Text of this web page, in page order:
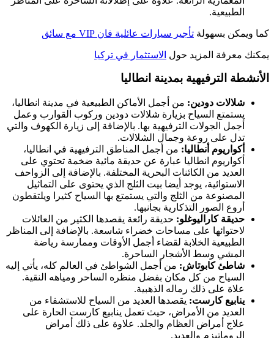
الطبيعية.
كما ويمكن بسهولة تأجير سيارات عائلية فان VIP مع سائق
يمكنك معرفة المزيد حول الاستثمار في تركيا
الأنشطة الترفيهية بمدينة انطاليا
شلالات دودين: من أجمل الأماكن الطبيعية في مدينة انطاليا،
يستمتع السياح بزيارة شلالات دودين وركوب القوارب وعمل
أجمل الجولات الترفيهية بها. بالإضافة إلى زيارة الكهوف والتي
تدل على روعة وجمال الشلالات.
أكواريوم أنطاليا: من أجمل المناطق الترفيهية في انطاليا،
أكواريوم انطاليا عبارة عن حديقة مائية ضخمة تحتوي على
العديد من الكائنات البحرية المختلفة. بالإضافة إلى الزواحف
الاستوائية، يوجد أيضا بيت الثلج الذي يحتوى على التماثيل
المصنوعة من الثلج والتي يستمتع بها السياح كثيرا ويلتقطون
أروع الصور التذكارية بجانبها.
حديقة كاراليوغلو: حديقة رائعة يقصدها الكثير من العائلات
لاحتوائها على مساحات خضراء شاسعة. بالإضافة إلى المناظر
الطبيعية الخلابة لقضاء أجمل الأوقات وممارسة رياضة
المشي وسط الأشجار الساحرة.
شاطئ كابوتاش: من أجمل الشواطئ في العالم كله، يأتي إليه
السياح من كل مكان بفضل منظره الساحر ومياهه النقية.
علاة على ذلك رماله الذهبية.
ينابيع كارست: يقصدها العديد من السياح للاستشفاء من
العديد من الأمراض، حيث تعمل ينابيع كارست الحارة على
علاج أمراض العظام والجلد. علاوة على ذلك أمراض
الروماتيزم والعديد.